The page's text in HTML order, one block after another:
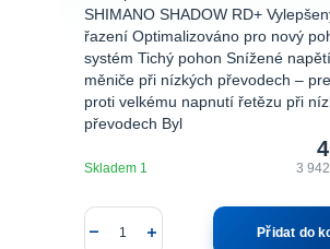
SHIMANO SHADOW RD+
řazení Optimalizováno pro nový
systém Tichý pohon Snížené
měniče při nízkých převodech –
proti velkému napnutí řetězu při
převodech Byl
3
Skladem 1
Přidat do